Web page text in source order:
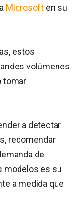
Microsoft en su
estos
volúmenes
tomar
a detectar
recomendar
de
modelos es su
a medida que